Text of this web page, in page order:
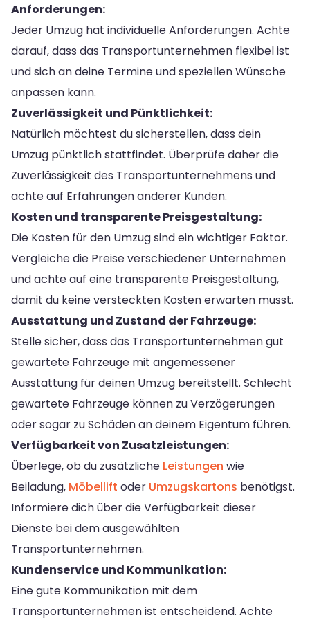
Anforderungen:
Jeder Umzug hat individuelle Anforderungen. Achte
darauf, dass das Transportunternehmen flexibel ist
und sich an deine Termine und speziellen Wünsche
anpassen kann.
Zuverlässigkeit und Pünktlichkeit:
Natürlich möchtest du sicherstellen, dass dein
Umzug pünktlich stattfindet. Überprüfe daher die
Zuverlässigkeit des Transportunternehmens und
achte auf Erfahrungen anderer Kunden.
Kosten und transparente Preisgestaltung:
Die Kosten für den Umzug sind ein wichtiger Faktor.
Vergleiche die Preise verschiedener Unternehmen
und achte auf eine transparente Preisgestaltung,
damit du keine versteckten Kosten erwarten musst.
Ausstattung und Zustand der Fahrzeuge:
Stelle sicher, dass das Transportunternehmen gut
gewartete Fahrzeuge mit angemessener
Ausstattung für deinen Umzug bereitstellt. Schlecht
gewartete Fahrzeuge können zu Verzögerungen
oder sogar zu Schäden an deinem Eigentum führen.
Verfügbarkeit von Zusatzleistungen:
Überlege, ob du zusätzliche Leistungen wie
Beiladung, Möbellift oder Umzugskartons benötigst.
Informiere dich über die Verfügbarkeit dieser
Dienste bei dem ausgewählten
Transportunternehmen.
Kundenservice und Kommunikation:
Eine gute Kommunikation mit dem
Transportunternehmen ist entscheidend. Achte